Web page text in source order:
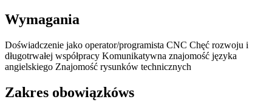
Wymagania
Doświadczenie jako operator/programista CNC Chęć rozwoju i
długotrwałej współpracy Komunikatywna znajomość języka
angielskiego Znajomość rysunków technicznych
Zakres obowiązkóws